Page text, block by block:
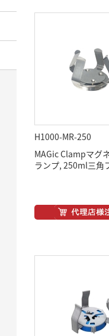
H1000-MR-250
MAGic Clampマグ
ランプ, 250ml三角